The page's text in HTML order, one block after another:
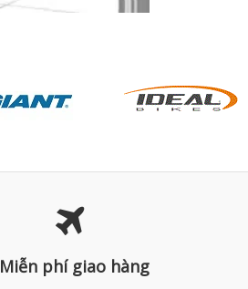
Miễn phí giao hàng